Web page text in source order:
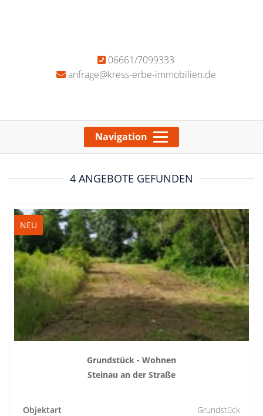
06661/7099333
anfrage@kress-erbe-immobilien.de
Navigation
4 ANGEBOTE GEFUNDEN
NEU
Grundstück - Wohnen
Steinau an der Straße
Objektart
Grundstück